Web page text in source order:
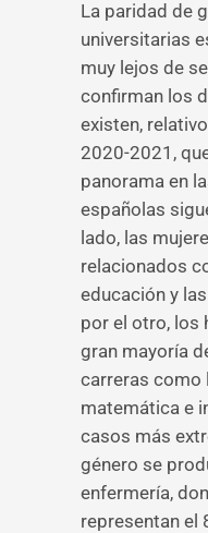
La paridad de
universitarias
muy lejos de
confirman los
existen,
2020-2021,
panorama en
españolas
lado, las
relacionados
educación y
por el otro, los
gran mayoría
carreras como
matemática e
casos más
género se
enfermería,
representan el